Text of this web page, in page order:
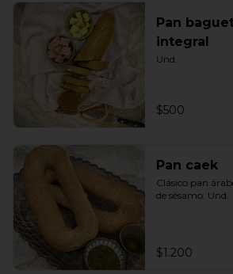
Pan
integral
Und.
$500
Pan caek
Clásico pan
de sésamo. Und.
$1.200